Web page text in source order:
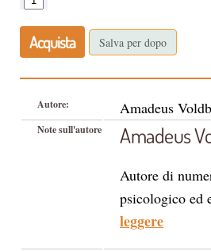
Acquista Salva per dopo
Autore: Amadeus
Note sull'autore Amadeus
Autore di
psicologico ed
leggere